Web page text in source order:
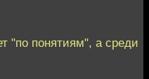
"по понятиям", а среди